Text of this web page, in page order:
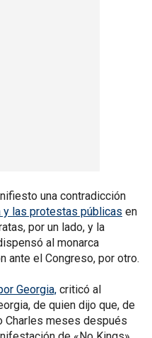
una contradicción
y las protestas públicas en
por un lado, y la
al monarca
ante el Congreso, por otro.
Georgia, criticó al
de quien dijo que, de
Charles meses después